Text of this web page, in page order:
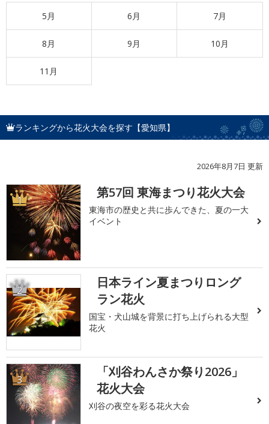
5月 6月 7月
8月 9月 10月
11月
ランキングから花火大会を探す【愛知県】
2026年8月7日 更新
1 第57回 東海まつり花火大会
東海市の歴史と共に歩んできた、夏の一大
イベント
2
日本ライン夏まつりロング
ラン花火
国宝・犬山城を背景に打ち上げられる大型
花火
3
「刈谷わんさか祭り2026」
花火大会
刈谷の夜空を彩る花火大会